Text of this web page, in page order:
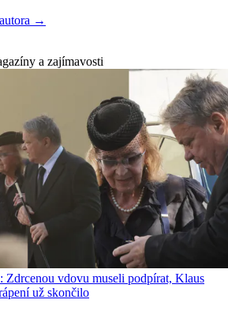
→
a zajímavosti
Zdrcenou vdovu museli podpírat, Klaus
už skončilo